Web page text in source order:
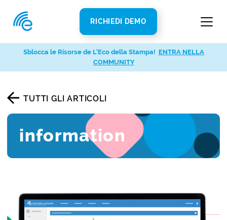
RICHIEDI DEMO
TUTTI GLI ARTICOLI
information
Sblocca le Risorse de L’Eco della Stampa! ENTRA NELLA
COMMUNITY